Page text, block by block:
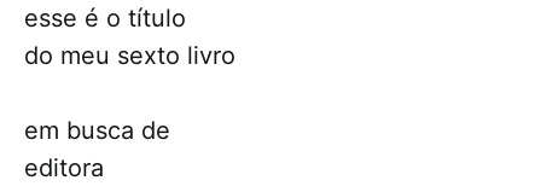
esse é o título
do meu sexto livro
em busca de
editora